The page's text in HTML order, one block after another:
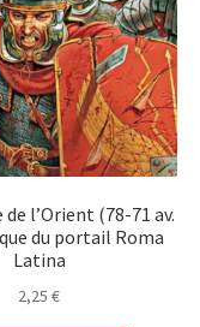
l’Orient (78-71 av.
du portail Roma
Latina
2,25€